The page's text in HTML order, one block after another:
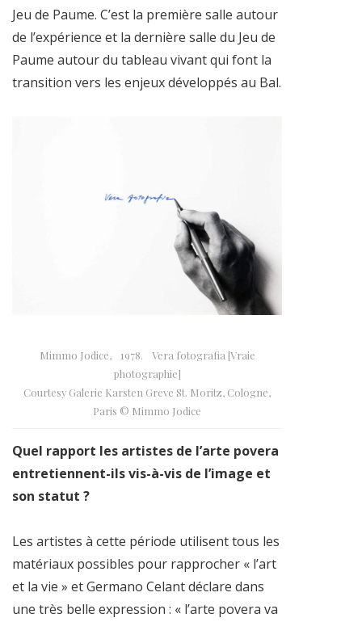
Jeu de Paume. C’est la première salle autour
de l’expérience et la dernière salle du Jeu de
Paume autour du tableau vivant qui font la
transition vers les enjeux développés au Bal.
Mimmo Jodice, 1978. Vera fotografia [Vraie
photographie]
Courtesy Galerie Karsten Greve St. Moritz, Cologne,
Paris © Mimmo Jodice
Quel rapport les artistes de l’arte povera
entretiennent-ils vis-à-vis de l’image et
son statut ?
Les artistes à cette période utilisent tous les
matériaux possibles pour rapprocher « l’art
et la vie » et Germano Celant déclare dans
une très belle expression : « l’arte povera va